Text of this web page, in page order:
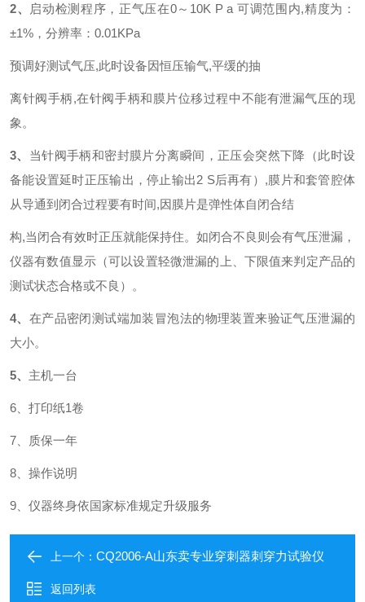
2、 启动检测程序，正气压在0～10K P a 可调范围内,精度为：
±1%，分辨率：0.01KPa
预调好测试气压,此时设备因恒压输气,平缓的抽
离针阀手柄,在针阀手柄和膜片位移过程中不能有泄漏气压的现
象。
3、 当针阀手柄和密封膜片分离瞬间，正压会突然下降（此时设
备能设置延时正压输出，停止输出2 S后再有）,膜片和套管腔体
从导通到闭合过程要有时间,因膜片是弹性体自闭合结
构,当闭合有效时正压就能保持住。如闭合不良则会有气压泄漏，
仪器有数值显示（可以设置轻微泄漏的上、下限值来判定产品的
测试状态合格或不良）。
4、 在产品密闭测试端加装冒泡法的物理装置来验证气压泄漏的
大小。
5、 主机一台
6、打印纸1卷
7、质保一年
8、操作说明
9、仪器终身依国家标准规定升级服务
上一个： CQ2006-A山东卖专业穿刺器刺穿力试验仪
返回列表